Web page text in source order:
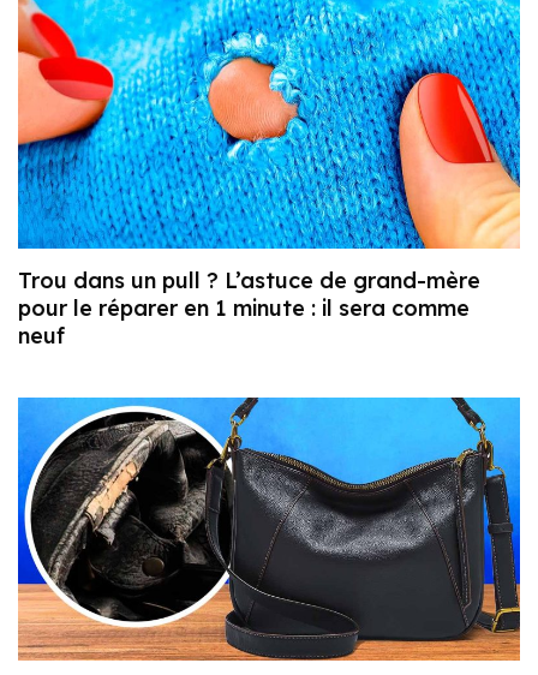
Trou dans un pull ? L’astuce de grand-mère
pour le réparer en 1 minute : il sera comme
neuf